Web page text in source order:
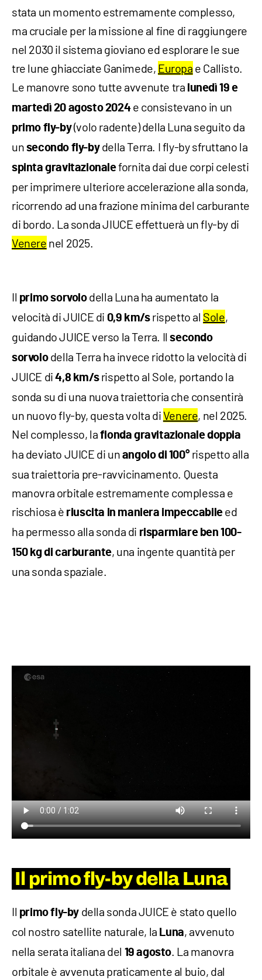
stata un momento estremamente complesso,
ma cruciale per la missione al fine di raggiungere
nel 2030 il sistema gioviano ed esplorare le sue
tre lune ghiacciate Ganimede, Europa e Callisto.
Le manovre sono tutte avvenute tra lunedì 19 e
martedì 20 agosto 2024e consistevano in un
primo fly-by(volo radente) della Luna seguito da
un secondo fly-bydella Terra. I fly-by sfruttano la
spinta gravitazionalefornita dai due corpi celesti
per imprimere ulteriore accelerazione alla sonda,
ricorrendo ad una frazione minima del carburante
di bordo. La sonda JIUCE effettuerà un fly-by di
Venere nel 2025.
Il primo sorvolodella Luna ha aumentato la
velocità di JUICE di 0,9 km/srispetto al Sole,
guidando JUICE verso la Terra. Ilsecondo
sorvolodella Terra ha invece ridotto la velocità di
JUICE di4,8 km/srispetto al Sole, portando la
sonda su di una nuova traiettoria che consentirà
un nuovo fly-by, questa volta diVenere, nel 2025.
Nel complesso, la fionda gravitazionale doppia
ha deviato JUICE di un angolo di 100°rispetto alla
sua traiettoria pre-ravvicinamento. Questa
manovra orbitale estremamente complessa e
rischiosa è riuscita in maniera impeccabileed
ha permesso alla sonda di risparmiare ben 100-
150 kg di carburante, una ingente quantità per
una sonda spaziale.
Il primo fly-by della Luna
Il primo fly-by della sonda JUICE è stato quello
col nostro satellite naturale, la Luna, avvenuto
nella serata italiana del 19 agosto. La manovra
orbitale è avvenuta praticamente al buio, dal